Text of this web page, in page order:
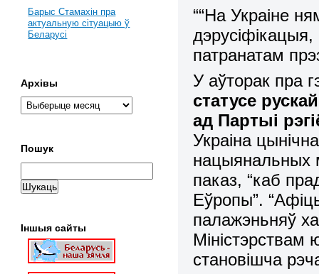
““На Украіне
патранатам
У аўторак пра
статусе
ад Партыі
Украіна
нацыянальных
паказ, “каб
Еўропы”.
палажэньняў
Міністэрствам
становішча
Барыс Стамахін пра
актуальную сітуацыю ў
Беларусі
Архівы
Пошук
Іншыя сайты